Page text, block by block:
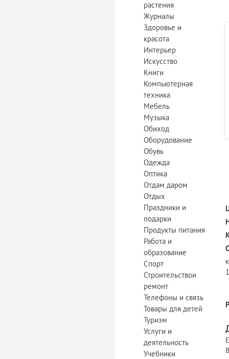
растения
Журналы
Здоровье и
красота
Интерьер
Искусство
Книги
Компьютерная
техника
Мебель
Музыка
Обиход
Оборудование
Обувь
Одежда
Оптика
Отдам даром
Отдых
Праздники и
подарки
Продукты питания
Работа и
образование
Спорт
Строительствои
ремонт
Телефоны и связь
Товары для детей
Туризм
Услуги и
деятельность
Учебники